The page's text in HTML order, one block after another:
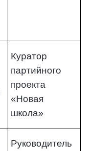
Куратор
партийного
проекта
«Новая
школа»
Руководитель